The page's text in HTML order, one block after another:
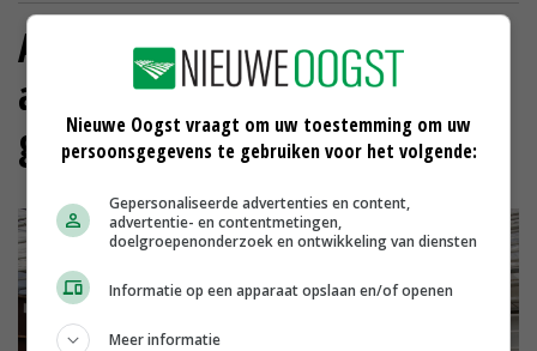
Als de eerste Amerikanen
arriveren, denk ik: 'Yes, daar
gaan we weer!'
Nieuwe Oogst vraagt om uw toestemming om uw
persoonsgegevens te gebruiken voor het volgende:
Gepersonaliseerde advertenties en content,
advertentie- en contentmetingen,
doelgroepenonderzoek en ontwikkeling van diensten
Informatie op een apparaat opslaan en/of openen
Meer informatie